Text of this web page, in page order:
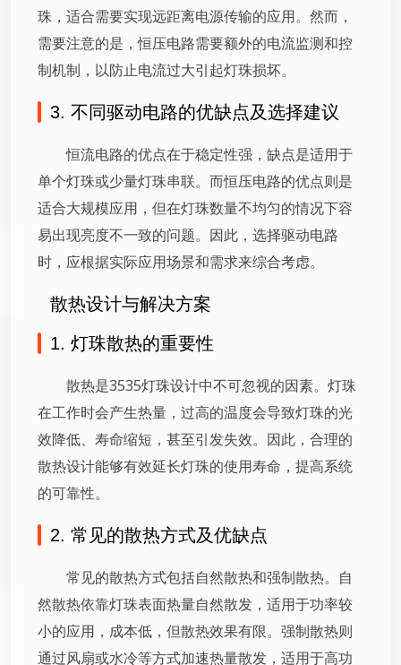
珠，适合需要实现远距离电源传输的应用。然而，
需要注意的是，恒压电路需要额外的电流监测和控
制机制，以防止电流过大引起灯珠损坏。
3. 不同驱动电路的优缺点及选择建议
恒流电路的优点在于稳定性强，缺点是适用于
单个灯珠或少量灯珠串联。而恒压电路的优点则是
适合大规模应用，但在灯珠数量不均匀的情况下容
易出现亮度不一致的问题。因此，选择驱动电路
时，应根据实际应用场景和需求来综合考虑。
散热设计与解决方案
1. 灯珠散热的重要性
散热是3535灯珠设计中不可忽视的因素。灯珠
在工作时会产生热量，过高的温度会导致灯珠的光
效降低、寿命缩短，甚至引发失效。因此，合理的
散热设计能够有效延长灯珠的使用寿命，提高系统
的可靠性。
2. 常见的散热方式及优缺点
常见的散热方式包括自然散热和强制散热。自
然散热依靠灯珠表面热量自然散发，适用于功率较
小的应用，成本低，但散热效果有限。强制散热则
通过风扇或水冷等方式加速热量散发，适用于高功